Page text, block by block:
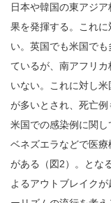
日本や韓国の東アジ
果を発揮する。これ
い。英国でも米国で
ているが、南アフリ
いない。これに対し
が多いとされ、死亡例
米国での感染例に関し
ベネズエラなどで医
がある（図2）。とな
よるアウトブレイク